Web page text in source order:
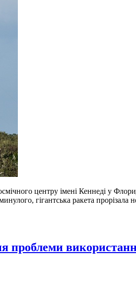
центру імені Кеннеді у
гігантська ракета прорізала
проблеми